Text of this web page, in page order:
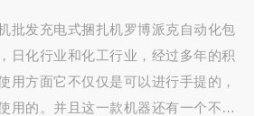
批发充电式捆扎机罗博派克自动化包
日化行业和化工行业，经过多年的积
用方面它不仅仅是可以进行手提的，
用的。并且这一款机器还有一个不得